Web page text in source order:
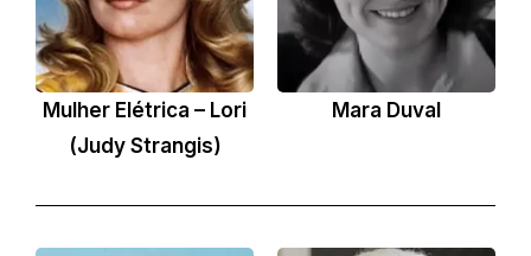
Mulher Elétrica – Lori
(Judy Strangis)
Mara Duval